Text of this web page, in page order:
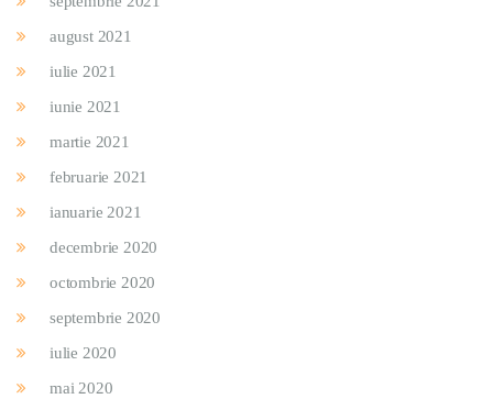
august 2021
iulie 2021
iunie 2021
martie 2021
februarie 2021
ianuarie 2021
decembrie 2020
octombrie 2020
septembrie 2020
iulie 2020
mai 2020